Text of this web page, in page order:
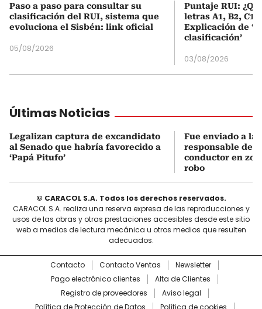
Paso a paso para consultar su
clasificación del RUI, sistema que
evoluciona el Sisbén: link oficial
05/08/2026
Puntaje RUI:
letras A1, B2, C1
Explicación de
clasificación’
03/08/2026
Últimas Noticias
Legalizan captura de excandidato
al Senado que habría favorecido a
‘Papá Pitufo’
Fue enviado a la
responsable de
conductor en
robo
© CARACOL S.A. Todos los derechos reservados.
CARACOL S.A. realiza una reserva expresa de las reproducciones y
usos de las obras y otras prestaciones accesibles desde este sitio
web a medios de lectura mecánica u otros medios que resulten
adecuados.
Contacto Contacto Ventas
Newsletter
Pago electrónico clientes
Alta de Clientes
Registro de proveedores
Aviso legal
Política de Protección de Datos
Política de cookies